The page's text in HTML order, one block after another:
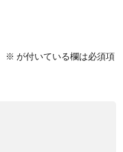
※ が付いている欄は必須項